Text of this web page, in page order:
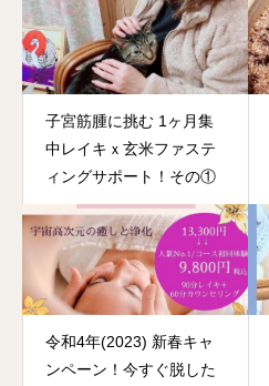
子宮筋腫に挑む 1ヶ月集
中レイキｘ玄米ファステ
ィングサポート！その①
令和4年(2023) 新春キャ
ンペーン！今すぐ脱した